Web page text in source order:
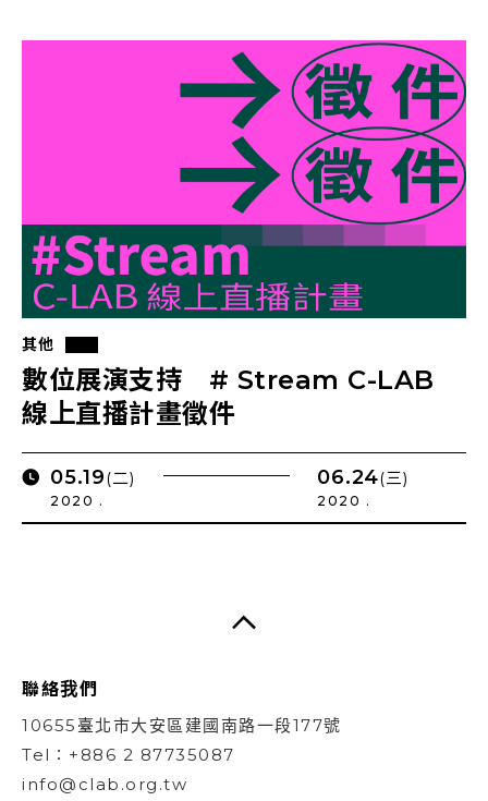
其他
數位展演支持 # Stream C-LAB
線上直播計畫徵件
05.19(二)
2020 .
06.24(三)
2020 .
聯絡我們
10655臺北市大安區建國南路一段177號
Tel：+886 2 87735087
info@clab.org.tw